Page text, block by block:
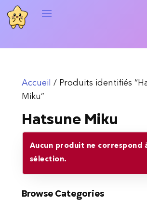
Accueil
/ Produits identifiés
Miku”
Hatsune Miku
Aucun produit ne correspond
sélection.
Browse Categories